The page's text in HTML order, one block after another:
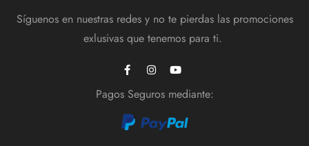
Síguenos en nuestras redes y no te pierdas las promociones
exlusivas que tenemos para ti.
Pagos Seguros mediante: